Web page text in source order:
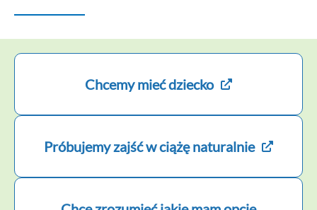
Chcemy mieć dziecko
Próbujemy zajść w ciążę naturalnie